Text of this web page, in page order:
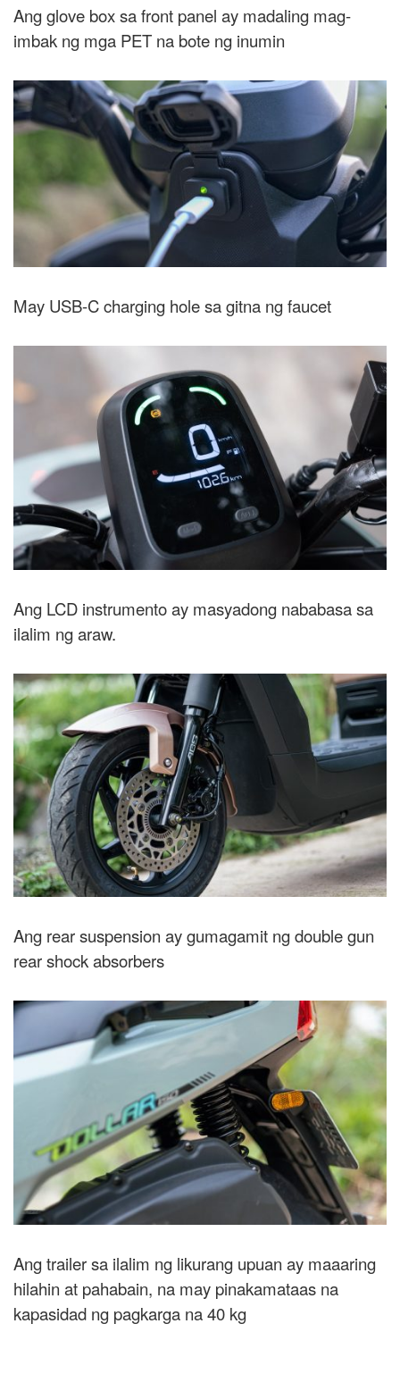
Ang glove box sa front panel ay madaling mag-
imbak ng mga PET na bote ng inumin
May USB-C charging hole sa gitna ng faucet
Ang LCD instrumento ay masyadong nababasa sa
ilalim ng araw.
Ang rear suspension ay gumagamit ng double gun
rear shock absorbers
Ang trailer sa ilalim ng likurang upuan ay maaaring
hilahin at pahabain, na may pinakamataas na
kapasidad ng pagkarga na 40 kg